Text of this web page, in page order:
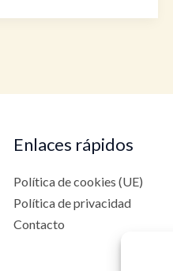
Enlaces rápidos
Política de cookies (UE)
Política de privacidad
Contacto